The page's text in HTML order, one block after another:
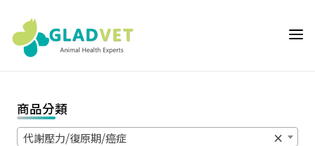
content
商品分類
×
代謝壓力/復原期/癌症